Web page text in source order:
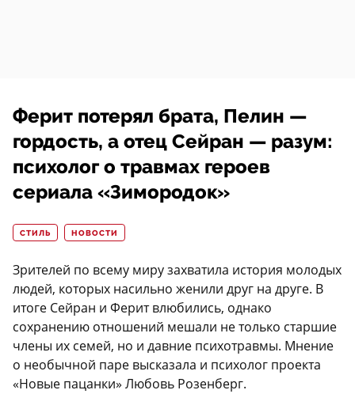
Ферит потерял брата, Пелин —
гордость, а отец Сейран — разум:
психолог о травмах героев
сериала «Зимородок»
СТИЛЬ НОВОСТИ
Зрителей по всему миру захватила история молодых
людей, которых насильно женили друг на друге. В
итоге Сейран и Ферит влюбились, однако
сохранению отношений мешали не только старшие
члены их семей, но и давние психотравмы. Мнение
о необычной паре высказала и психолог проекта
«Новые пацанки» Любовь Розенберг.